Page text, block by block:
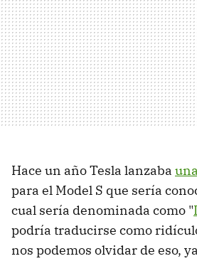
Hace un año Tesla lanzaba
para el Model S que sería
cual sería denominada como "
podría traducirse como
nos podemos olvidar de eso,